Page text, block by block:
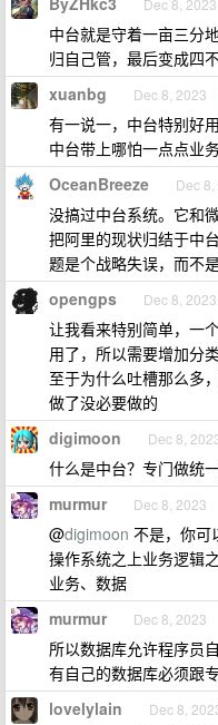
中台就是守着一亩三分
归自己管，最后变成四不
xuanbg Dec 8, 2023
有一说一，中台特别好
中台带上哪怕一点点业
OceanBreeze Dec
没搞过中台系统。它和
把阿里的现状归结于中
题是个战略失误，而不
opengps Dec 8, 2023
让我看来特别简单，一
用了，所以需要增加分
至于为什么吐槽那么多
做了没必要做的
digimoon Dec 8,
什么是中台？专门做统
murmur Dec 8, 2023
@digimoon 不是，你可
操作系统之上业务逻辑
业务、数据
murmur Dec 8, 2023
所以数据库允许程序员
有自己的数据库必须跟
lovelylain Dec 8,